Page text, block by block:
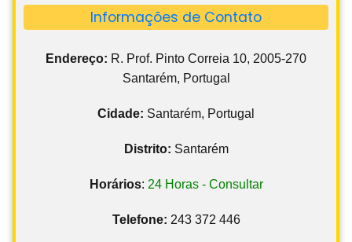
Informações de Contato
Endereço: R. Prof. Pinto Correia 10, 2005-270
Santarém, Portugal
Cidade: Santarém, Portugal
Distrito: Santarém
Horários: 24 Horas - Consultar
Telefone: 243 372 446